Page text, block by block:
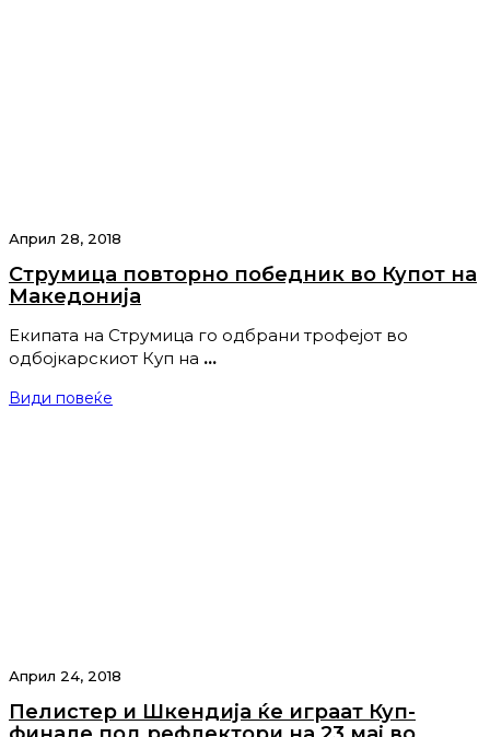
Април 28, 2018
Струмица повторно победник во Купот на
Македонија
Екипата на Струмица го одбрани трофејот во
одбојкарскиот Куп на …
Види повеќе
Април 24, 2018
Пелистер и Шкендија ќе играат Куп-